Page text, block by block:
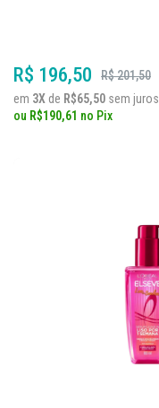
R$ 196,50
R$ 201,50
em 3X de R$65,50 sem juros
ou R$190,61 no Pix